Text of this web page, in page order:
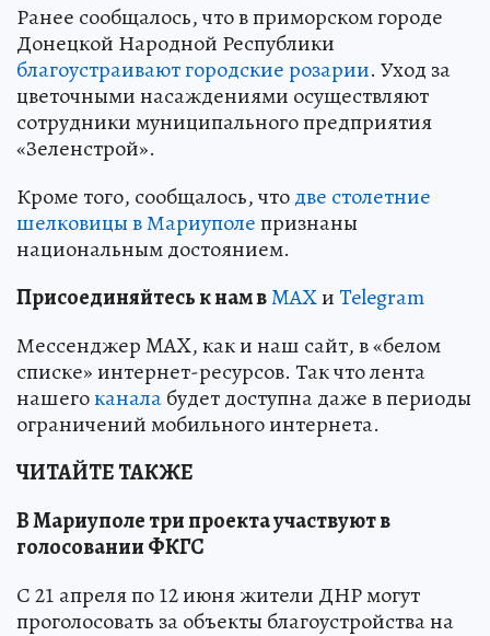
Ранее сообщалось, что в приморском городе
Донецкой Народной Республики
благоустраивают городские розарии. Уход за
цветочными насаждениями осуществляют
сотрудники муниципального предприятия
«Зеленстрой».
Кроме того, сообщалось, чтодве столетние
шелковицы в Мариуполепризнаны
национальным достоянием.
Присоединяйтесь к нам вMAXиTelegram
Мессенджер MAX, как и наш сайт, в «белом
списке» интернет-ресурсов. Так что лента
нашегоканалабудет доступна даже в периоды
ограничений мобильного интернета.
ЧИТАЙТЕ ТАКЖЕ
В Мариуполе три проекта участвуют в
голосовании ФКГС
С 21 апреля по 12 июня жители ДНР могут
проголосовать за объекты благоустройства на